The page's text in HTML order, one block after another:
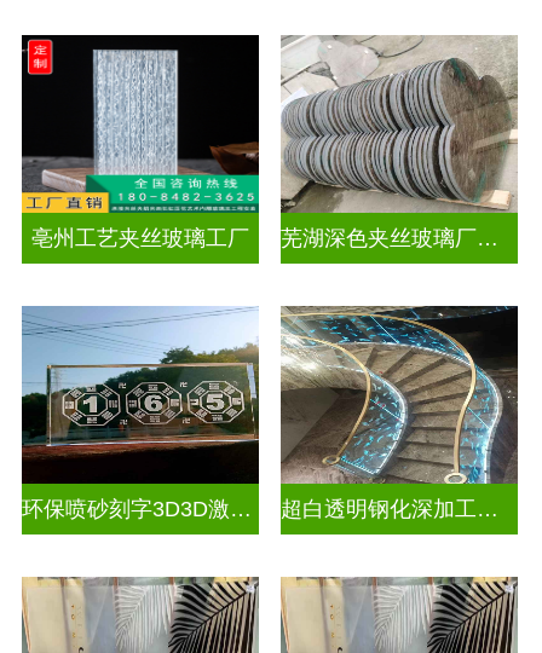
亳州工艺夹丝玻璃工厂 芜湖深色夹丝玻璃厂家电话
环保喷砂刻字3D3D激光内雕玻璃 超白透明钢化深加工激光内雕屏风